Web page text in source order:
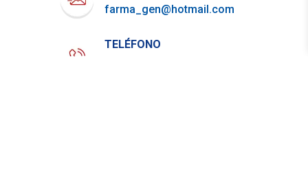
farma_gen@hotmail.com
TELÉFONO